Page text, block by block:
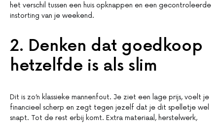
het verschil tussen een huis opknappen en een gecontroleerde
instorting van je weekend.
2. Denken dat goedkoop
hetzelfde is als slim
Dit is zo’n klassieke mannenfout. Je ziet een lage prijs, voelt je
financieel scherp en zegt tegen jezelf dat je dit spelletje wel
snapt. Tot de rest erbij komt. Extra materiaal, herstelwerk,